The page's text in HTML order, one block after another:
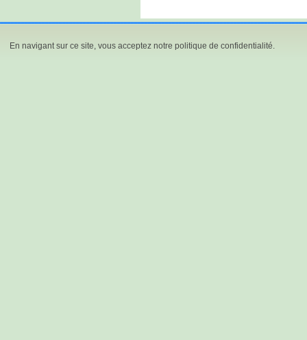
En navigant sur ce site, vous acceptez notre politique de confidentialité.